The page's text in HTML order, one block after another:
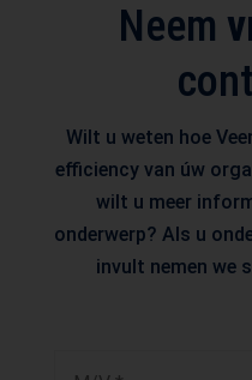
Neem
Wilt u weten hoe
efficiency van úw
wilt u meer
onderwerp? Als u
invult nemen we